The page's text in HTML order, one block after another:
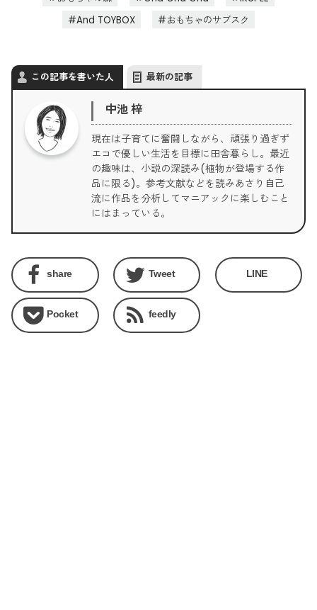
And TOYBOX
おもちゃのサブスク
この記事を書いた人 最新の記事
中池 梓
現在は子育てに奮闘しながら、頑張り過ぎず
エコで優しい生活を目標に田舎暮らし。最近
の趣味は、小説の深読み(植物が登場する作
品に限る)。参考文献などを読みあさり自己
流に作品を分析してマニアックに楽しむこと
にはまっている。
share Tweet LINE
Pocket feedly